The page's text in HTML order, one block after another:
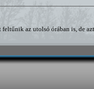
feltűnik az utolsó órában is, de